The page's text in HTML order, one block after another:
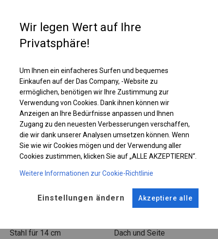
Plane ändern
KONSTRUKTION
POLAR
Stahl ca.fi 50 mm Stahl ca.fi 54 mm
Stahl für 14 cm Dach und Seite
Wir legen Wert auf Ihre
Privatsphäre!
Um Ihnen ein einfacheres Surfen und bequemes
Einkaufen auf der Das Company, -Website zu
ermöglichen, benötigen wir Ihre Zustimmung zur
Verwendung von Cookies. Dank ihnen können wir
Anzeigen an Ihre Bedürfnisse anpassen und Ihnen
Zugang zu den neuesten Verbesserungen verschaffen,
die wir dank unserer Analysen umsetzen können. Wenn
Sie wie wir Cookies mögen und der Verwendung aller
Cookies zustimmen, klicken Sie auf „ALLE AKZEPTIEREN“.
Weitere Informationen zur Cookie-Richtlinie
Einstellungen ändern Akzeptiere alle